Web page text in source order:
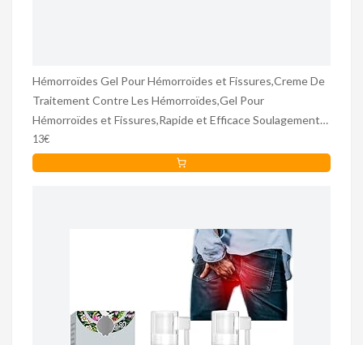
Hémorroïdes Gel Pour Hémorroïdes et Fissures,Creme De
Traitement Contre Les Hémorroïdes,Gel Pour
Hémorroïdes et Fissures,Rapide et Efficace Soulagement
Des Symptômes,20G
13€